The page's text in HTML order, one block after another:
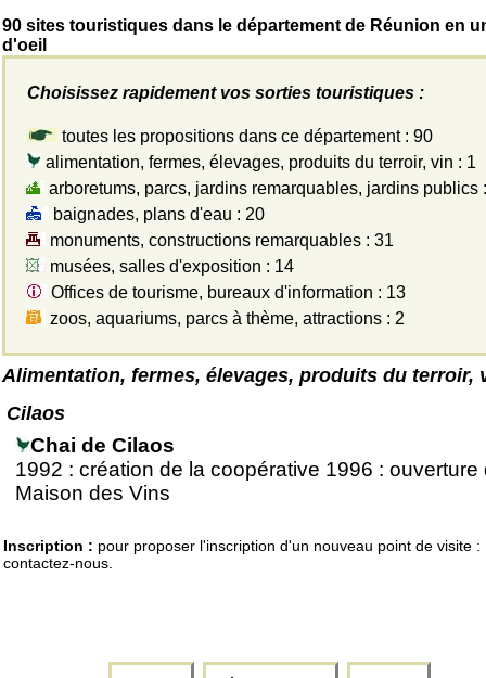
90 sites touristiques dans le département de Réunion en
d'oeil
Choisissez rapidement vos sorties touristiques :
toutes les propositions dans ce département : 90
alimentation, fermes, élevages, produits du terroir, vin : 1
arboretums, parcs, jardins remarquables, jardins publics
baignades, plans d'eau : 20
monuments, constructions remarquables : 31
musées, salles d'exposition : 14
Offices de tourisme, bureaux d'information : 13
zoos, aquariums, parcs à thème, attractions : 2
Alimentation, fermes, élevages, produits du terroir,
Cilaos
Chai de Cilaos
1992 : création de la coopérative 1996 : ouverture
Maison des Vins
Inscription : pour proposer l'inscription d'un nouveau point de visite :
contactez-nous.